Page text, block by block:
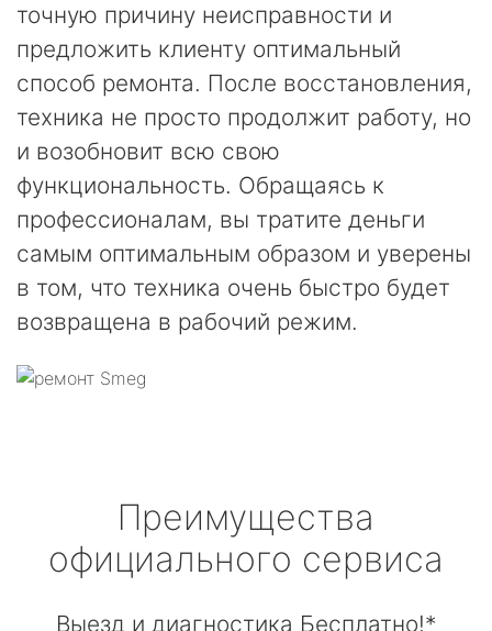
точную причину неисправности и
предложить клиенту оптимальный
способ ремонта. После восстановления,
техника не просто продолжит работу, но
и возобновит всю свою
функциональность. Обращаясь к
профессионалам, вы тратите деньги
самым оптимальным образом и уверены
в том, что техника очень быстро будет
возвращена в рабочий режим.
Преимущества
официального сервиса
Выезд и диагностика Бесплатно!*